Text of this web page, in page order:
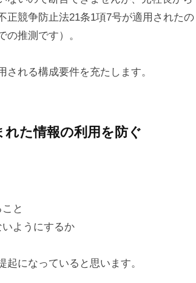
正競争防止法21条1項7号が適用されたの
推測です）。
れる構成要件を充たします。
た情報の利用を防ぐ
と
ようにするか
になっていると思います。